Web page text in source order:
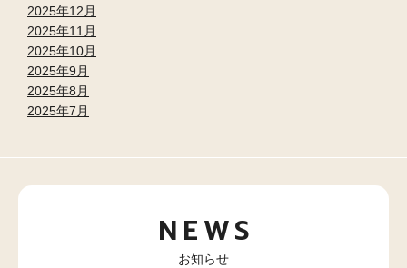
2025年12月
2025年11月
2025年10月
2025年9月
2025年8月
2025年7月
NEWS
お知らせ